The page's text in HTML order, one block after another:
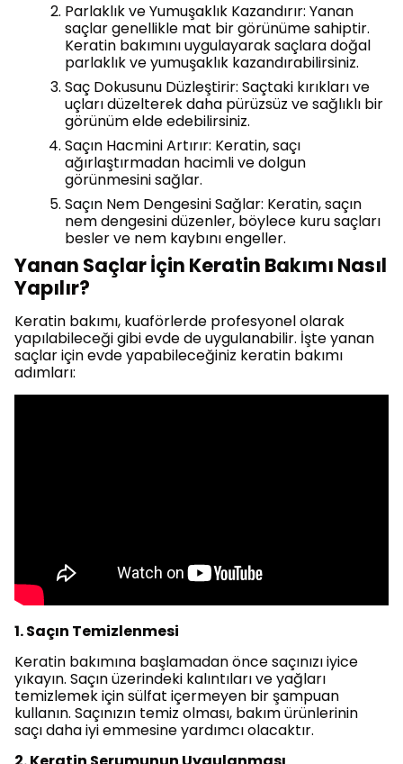
Parlaklık ve Yumuşaklık Kazandırır: Yanan
saçlar genellikle mat bir görünüme sahiptir.
Keratin bakımını uygulayarak saçlara doğal
parlaklık ve yumuşaklık kazandırabilirsiniz.
Saç Dokusunu Düzleştirir: Saçtaki kırıkları ve
uçları düzelterek daha pürüzsüz ve sağlıklı bir
görünüm elde edebilirsiniz.
Saçın Hacmini Artırır: Keratin, saçı
ağırlaştırmadan hacimli ve dolgun
görünmesini sağlar.
Saçın Nem Dengesini Sağlar: Keratin, saçın
nem dengesini düzenler, böylece kuru saçları
besler ve nem kaybını engeller.
Yanan Saçlar İçin Keratin Bakımı Nasıl
Yapılır?
Keratin bakımı, kuaförlerde profesyonel olarak
yapılabileceği gibi evde de uygulanabilir. İşte yanan
saçlar için evde yapabileceğiniz keratin bakımı
adımları:
1. Saçın Temizlenmesi
Keratin bakımına başlamadan önce saçınızı iyice
yıkayın. Saçın üzerindeki kalıntıları ve yağları
temizlemek için sülfat içermeyen bir şampuan
kullanın. Saçınızın temiz olması, bakım ürünlerinin
saçı daha iyi emmesine yardımcı olacaktır.